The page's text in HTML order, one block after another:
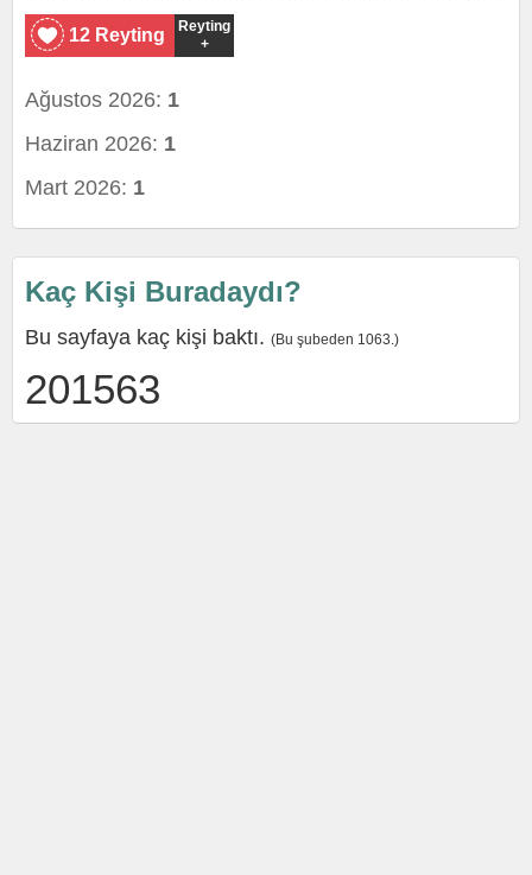
12 Reyting
Reyting
+
Ağustos 2026: 1
Haziran 2026: 1
Mart 2026: 1
Kaç Kişi Buradaydı?
Bu sayfaya kaç kişi baktı. (Bu şubeden 1063.)
201563